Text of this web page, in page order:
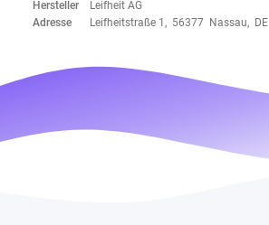
Hersteller
Leifheit AG
Adresse
Leifheitstraße 1, 56377 Nassau, DE